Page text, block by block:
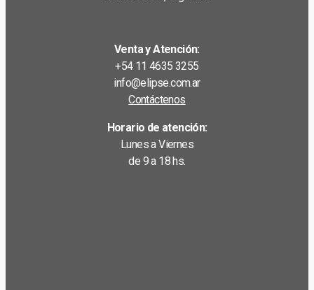
Venta y Atención:
+54 11 4635 3255
info@elipse.com.ar
Contáctenos
Horario de atención:
Lunes a Viernes
de 9 a 18 hs.